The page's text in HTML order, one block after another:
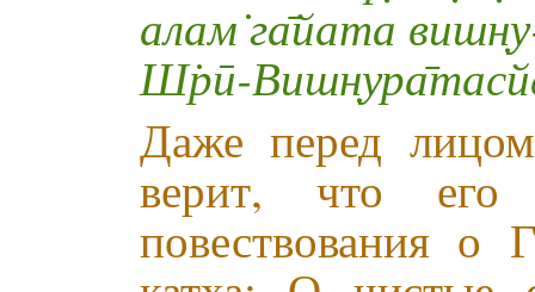
алам̇ га̄йата
Ш̇рӣ-
Даже перед
верит, что его
повествования